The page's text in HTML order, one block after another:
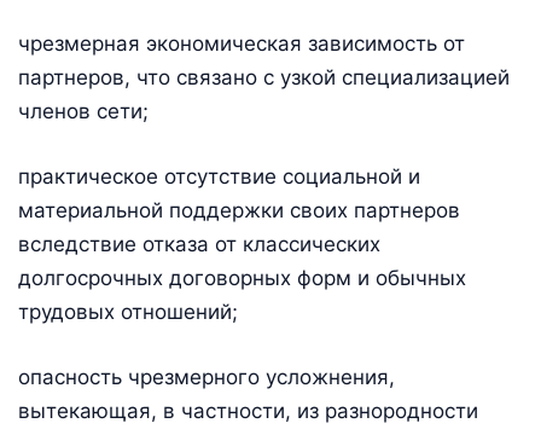
чрезмерная экономическая зависимость от
партнеров, что связано с узкой специализацией
членов сети;
практическое отсутствие социальной и
материальной поддержки своих партнеров
вследствие отказа от классических
долгосрочных договорных форм и обычных
трудовых отношений;
опасность чрезмерного усложнения,
вытекающая, в частности, из разнородности